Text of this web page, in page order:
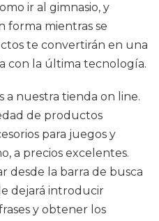
ir al gimnasio, y
forma mientras se
te convertirán en una
con la última tecnología.
a nuestra tienda on line.
de productos
para juegos y
a precios excelentes.
desde la barra de busca
dejará introducir
y obtener los